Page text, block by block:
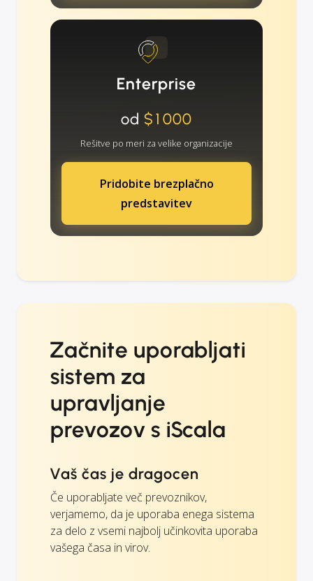
Enterprise
od $1000
Rešitve po meri za velike organizacije
Pridobite brezplačno
predstavitev
Začnite uporabljati
sistem za
upravljanje
prevozov s iScala
Vaš čas je dragocen
Če uporabljate več prevoznikov,
verjamemo, da je uporaba enega sistema
za delo z vsemi najbolj učinkovita uporaba
vašega časa in virov.